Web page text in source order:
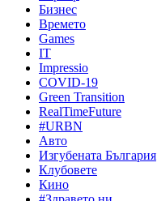
Бизнес
Времето
Games
IT
Impressio
COVID-19
Green Transition
RealTimeFuture
#URBN
Авто
Изгубената България
Клубовете
Кино